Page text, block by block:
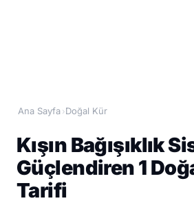
Ana Sayfa ›Doğal Kür
Kışın Bağışıklık
Güçlendiren 1
Tarifi